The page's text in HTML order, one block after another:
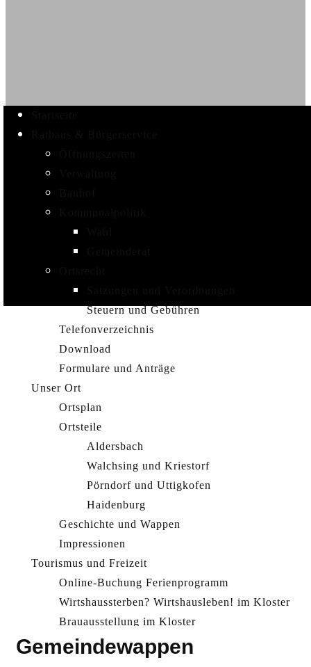
Steuern und Gebühren
Telefonverzeichnis
Download
Formulare und Anträge
Unser Ort
Ortsplan
Ortsteile
Aldersbach
Walchsing und Kriestorf
Pörndorf und Uttigkofen
Haidenburg
Geschichte und Wappen
Impressionen
Tourismus und Freizeit
Online-Buchung Ferienprogramm
Wirtshaussterben? Wirtshausleben! im Kloster
Brauausstellung im Kloster
Tourist-Information
Gastronomie und Unterkünfte
Gemeindewappen